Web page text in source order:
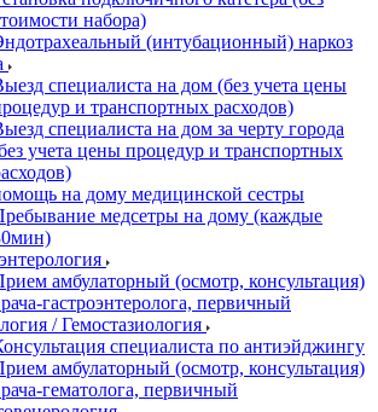
набора)
(интубационный) наркоз
специалиста на дом (без учета цены
и транспортных расходов)
специалиста на дом за черту города
учета цены процедур и транспортных
на дому медицинской сестры
медсетры на дому (каждые
амбулаторный (осмотр, консультация)
гастроэнтеролога, первичный
/ Гемостазиология
специалиста по антиэйджингу
амбулаторный (осмотр, консультация)
гематолога, первичный